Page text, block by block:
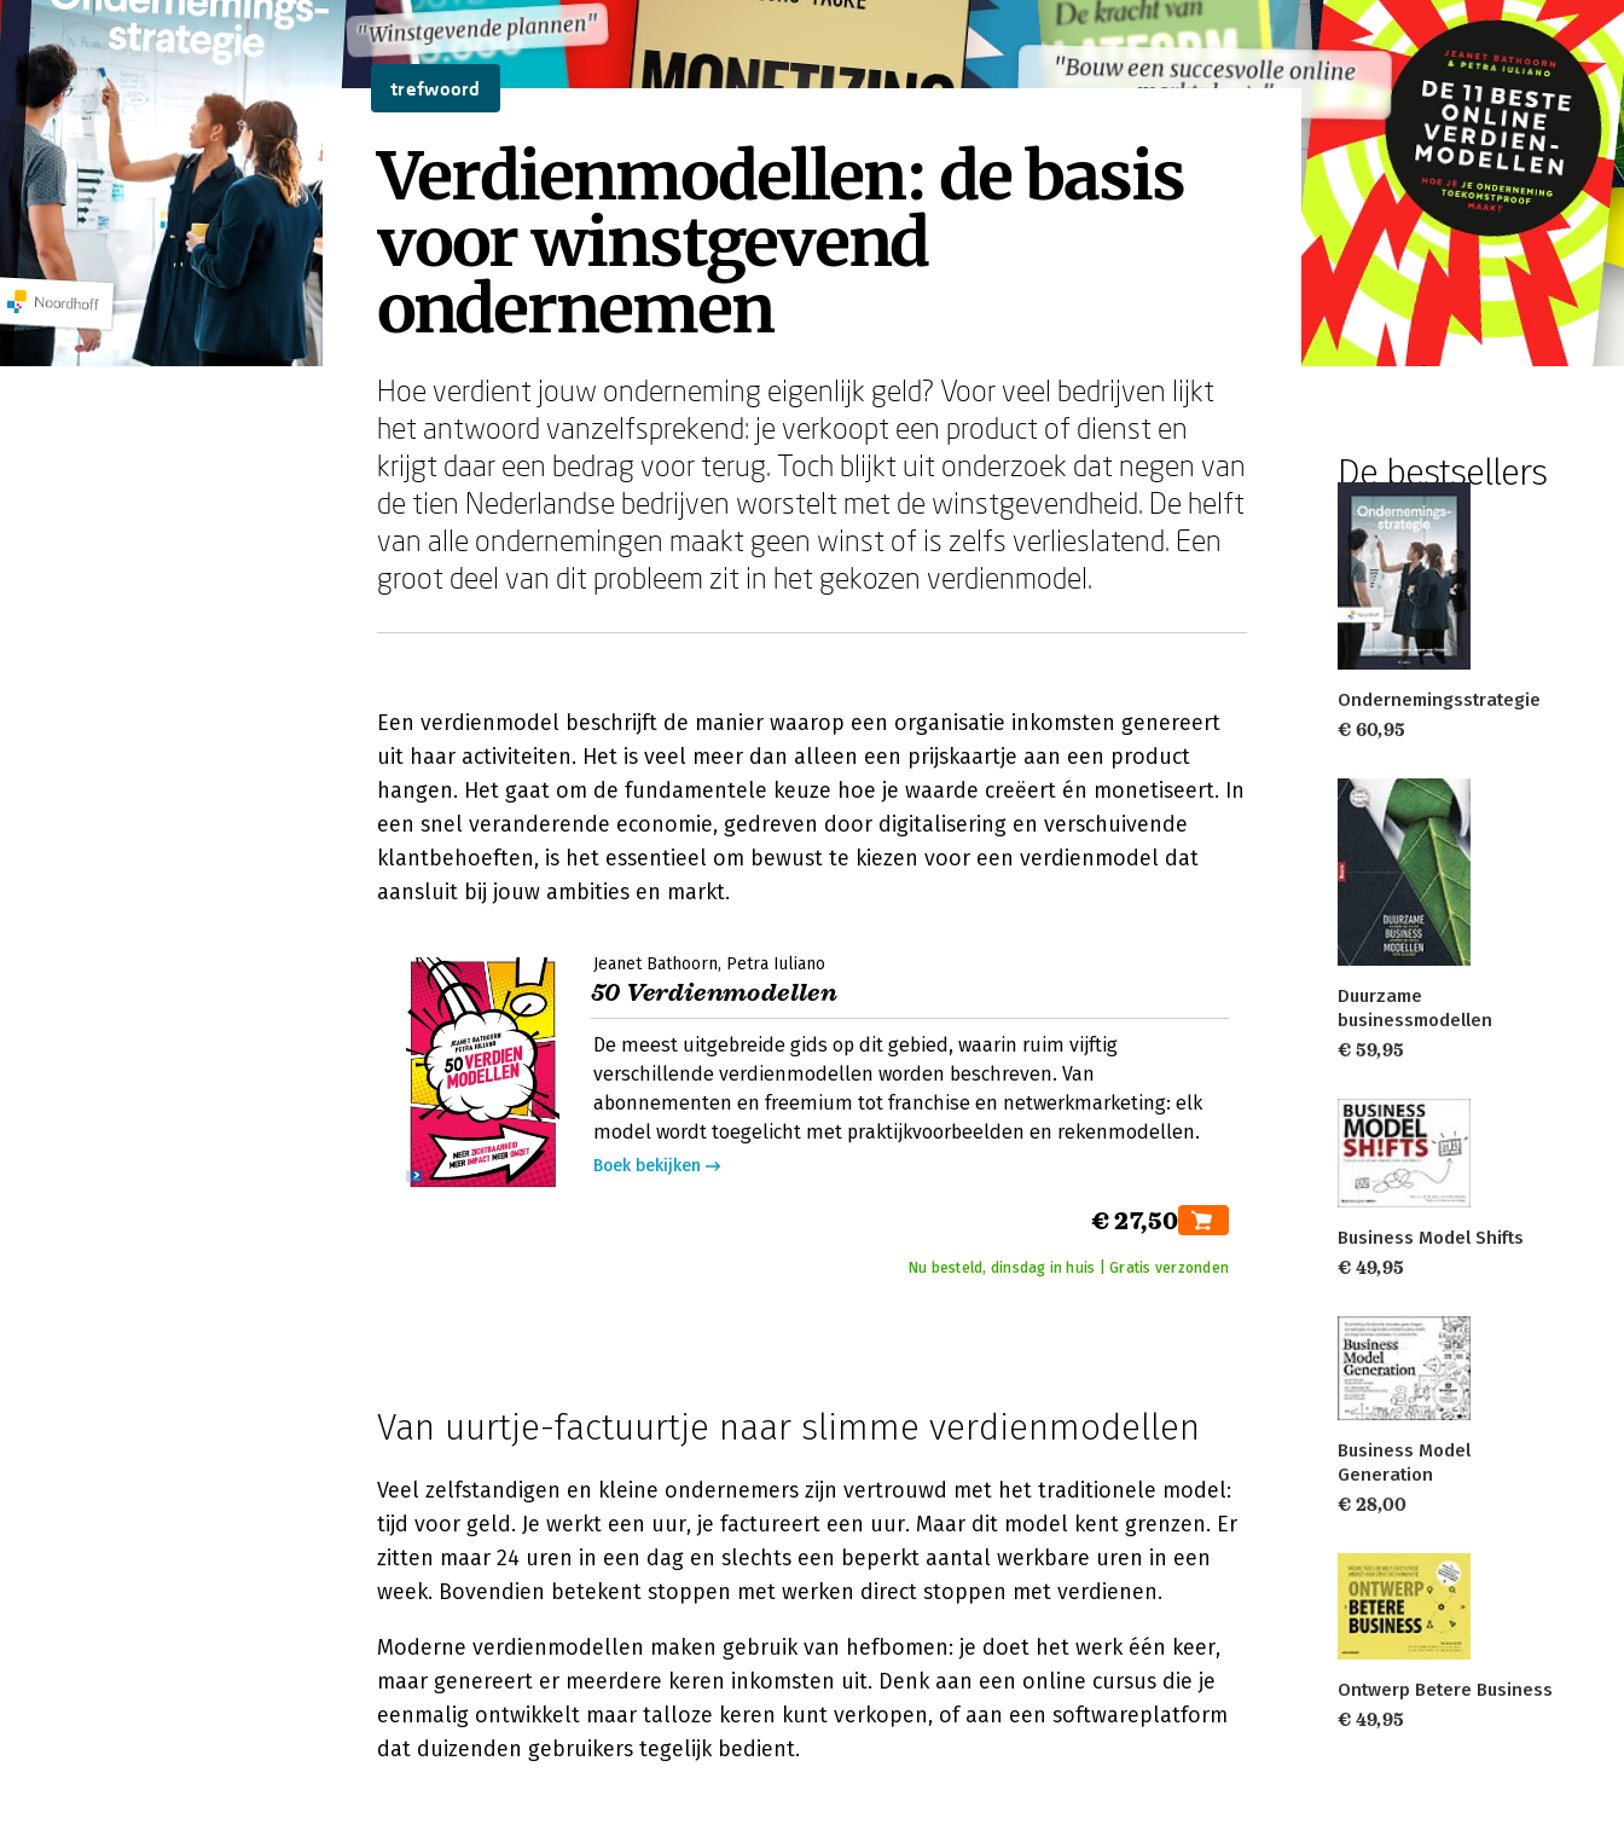
"Winstgevende plannen"
"Bouw een succesvolle online
marktplaats"
"Winstgevende plannen"
"Bouw een succesvolle online
marktplaats"
trefwoord
Verdienmodellen: de basis
voor winstgevend
ondernemen
Hoe verdient jouw onderneming eigenlijk geld? Voor veel bedrijven lijkt
het antwoord vanzelfsprekend: je verkoopt een product of dienst en
krijgt daar een bedrag voor terug. Toch blijkt uit onderzoek dat negen van
de tien Nederlandse bedrijven worstelt met de winstgevendheid. De helft
van alle ondernemingen maakt geen winst of is zelfs verlieslatend. Een
groot deel van dit probleem zit in het gekozen verdienmodel.
Een verdienmodel beschrijft de manier waarop een organisatie inkomsten genereert
uit haar activiteiten. Het is veel meer dan alleen een prijskaartje aan een product
hangen. Het gaat om de fundamentele keuze hoe je waarde creëert én monetiseert. In
een snel veranderende economie, gedreven door digitalisering en verschuivende
klantbehoeften, is het essentieel om bewust te kiezen voor een verdienmodel dat
aansluit bij jouw ambities en markt.
Jeanet Bathoorn Petra Iuliano
50 Verdienmodellen
De meest uitgebreide gids op dit gebied, waarin ruim vijftig
verschillende verdienmodellen worden beschreven. Van
abonnementen en freemium tot franchise en netwerkmarketing: elk
model wordt toegelicht met praktijkvoorbeelden en rekenmodellen.
Boek bekijken
€ 27,50
Nu besteld, dinsdag in huis | Gratis verzonden
Van uurtje-factuurtje naar slimme verdienmodellen
Veel zelfstandigen en kleine ondernemers zijn vertrouwd met het traditionele model:
tijd voor geld. Je werkt een uur, je factureert een uur. Maar dit model kent grenzen. Er
zitten maar 24 uren in een dag en slechts een beperkt aantal werkbare uren in een
week. Bovendien betekent stoppen met werken direct stoppen met verdienen.
Moderne verdienmodellen maken gebruik van hefbomen: je doet het werk één keer,
maar genereert er meerdere keren inkomsten uit. Denk aan een online cursus die je
eenmalig ontwikkelt maar talloze keren kunt verkopen, of aan een softwareplatform
dat duizenden gebruikers tegelijk bedient.
De bestsellers
Ondernemingsstrategie
€ 60,95
Duurzame
businessmodellen
€ 59,95
Business Model Shifts
€ 49,95
Business Model
Generation
€ 28,00
Ontwerp Betere Business
€ 49,95